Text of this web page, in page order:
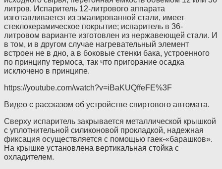
литров. Испаритель 12-литрового аппарата
изготавливается из эмалированной стали, имеет
стеклокерамическое покрытие; испаритель в 36-
литровом варианте изготовлен из нержавеющей стали. И
в том, и в другом случае нагревательный элемент
встроен не в дно, а в боковые стенки бака, устроенного
по принципу термоса, так что пригорание осадка
исключено в принципе.
https://youtube.com/watch?v=iBaKUQffeFE%3F
Видео с рассказом об устройстве спиртового автомата.
Сверху испаритель закрывается металлической крышкой
с уплотнительной силиконовой прокладкой, надежная
фиксация осуществляется с помощью гаек-«барашков».
На крышке установлена вертикальная стойка с
охладителем.